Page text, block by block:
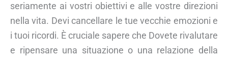
seriamente ai vostri obiettivi e alle vostre direzioni
nella vita. Devi cancellare le tue vecchie emozioni e
i tuoi ricordi. È cruciale sapere che Dovete rivalutare
e ripensare una situazione o una relazione della